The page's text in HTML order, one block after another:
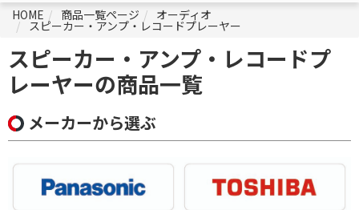
HOME
商品一覧ページ オーディオ
スピーカー・アンプ・レコードプレーヤー
スピーカー・アンプ・レコードプ
レーヤーの商品一覧
メーカーから選ぶ